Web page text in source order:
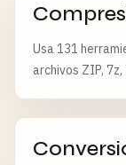
Usa 131
archivos ZIP, 7z,